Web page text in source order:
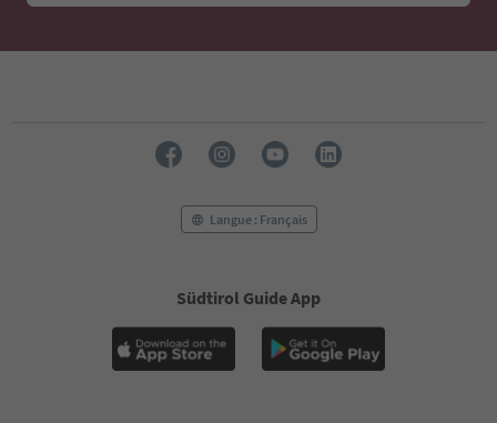
Langue : Français
Südtirol Guide App